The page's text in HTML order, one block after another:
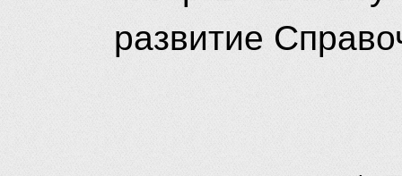
развитие